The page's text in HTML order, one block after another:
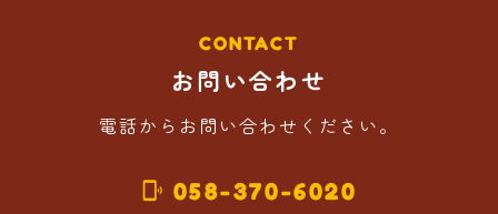
CONTACT
お問い合わせ
電話からお問い合わせください。
phonelink_ring 058-370-6020